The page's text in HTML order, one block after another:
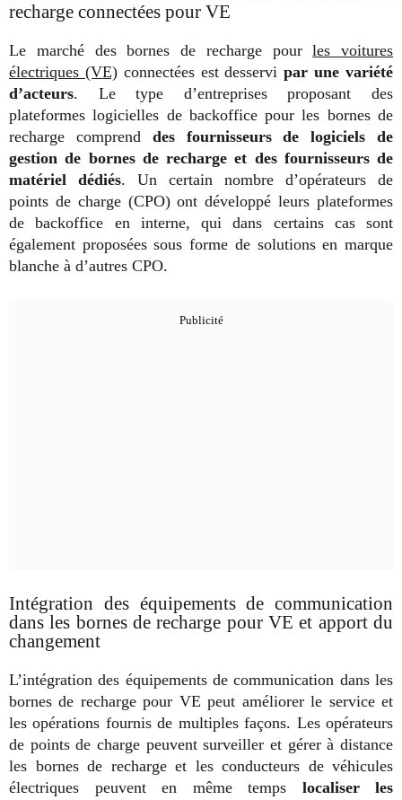
recharge connectées pour VE
Le marché des bornes de recharge pourles voitures
électriques (VE)connectées est desservipar une variété
d’acteurs. Le type d’entreprises proposant des
plateformes logicielles de backoffice pour les bornes de
recharge comprend des fournisseurs de logiciels de
gestion de bornes de recharge et des fournisseurs de
matériel dédiés. Un certain nombre d’opérateurs de
points de charge (CPO) ont développé leurs plateformes
de backoffice en interne, qui dans certains cas sont
également proposées sous forme de solutions en marque
blanche à d’autres CPO.
Intégration des équipements de communication
dans les bornes de recharge pour VE et apport du
changement
L’intégration des équipements de communication dans les
bornes de recharge pour VE peut améliorer le service et
les opérations fournis de multiples façons. Les opérateurs
de points de charge peuvent surveiller et gérer à distance
les bornes de recharge et les conducteurs de véhicules
électriques peuvent en même temps localiser les